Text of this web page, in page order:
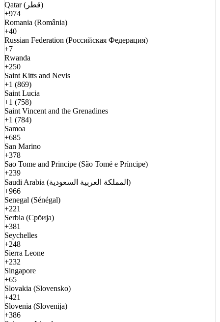
Qatar (قطر)
+974
Romania (România)
+40
Russian Federation (Российская Федерация)
+7
Rwanda
+250
Saint Kitts and Nevis
+1 (869)
Saint Lucia
+1 (758)
Saint Vincent and the Grenadines
+1 (784)
Samoa
+685
San Marino
+378
Sao Tome and Principe (São Tomé e Príncipe)
+239
Saudi Arabia (المملكة العربية السعودية)
+966
Senegal (Sénégal)
+221
Serbia (Србија)
+381
Seychelles
+248
Sierra Leone
+232
Singapore
+65
Slovakia (Slovensko)
+421
Slovenia (Slovenija)
+386